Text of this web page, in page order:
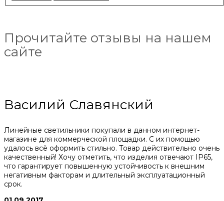
Прочитайте отзывы на нашем
сайте
Василий Славянский
Линейные светильники покупали в данном интернет-
магазине для коммерческой площадки. С их помощью
удалось всё оформить стильно. Товар действительно очень
качественный! Хочу отметить, что изделия отвечают IP65,
что гарантирует повышенную устойчивость к внешним
негативным факторам и длительный эксплуатационный
срок.